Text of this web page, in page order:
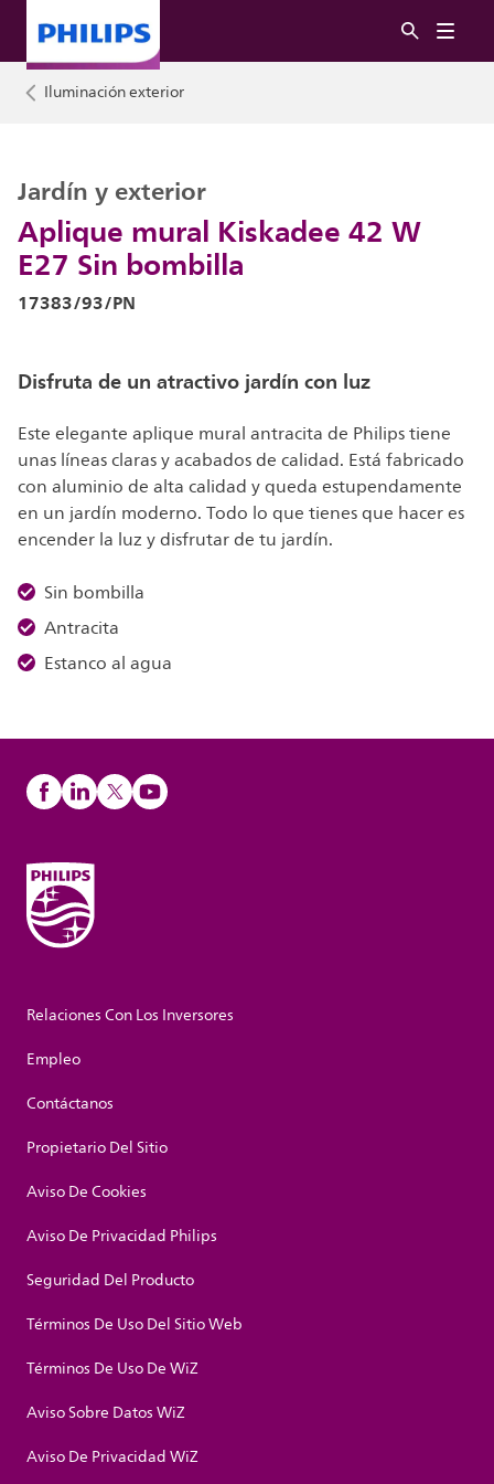
Iluminación exterior
Aplique mural Kiskadee 42 W
E27 Sin bombilla
Jardín y exterior
17383/93/PN
Disfruta de un atractivo jardín con luz
Este elegante aplique mural antracita de Philips tiene
unas líneas claras y acabados de calidad. Está fabricado
con aluminio de alta calidad y queda estupendamente
en un jardín moderno. Todo lo que tienes que hacer es
encender la luz y disfrutar de tu jardín.
Sin bombilla
Antracita
Estanco al agua
Relaciones Con Los Inversores
Empleo
Contáctanos
Propietario Del Sitio
Aviso De Cookies
Aviso De Privacidad Philips
Seguridad Del Producto
Términos De Uso Del Sitio Web
Términos De Uso De WiZ
Aviso Sobre Datos WiZ
Aviso De Privacidad WiZ